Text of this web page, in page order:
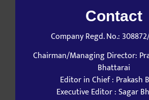
Contact
Company Regd. No.:
Chairman/Managing Director:
Bhattarai
Editor in Chief : Prakash
Executive Editor : Sagar